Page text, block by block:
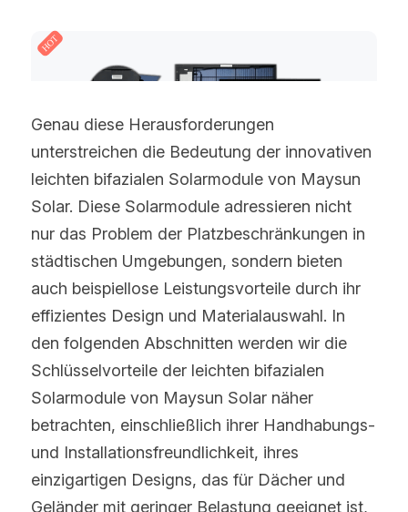
Genau diese Herausforderungen
unterstreichen die Bedeutung der innovativen
leichten bifazialen Solarmodule von Maysun
Solar. Diese Solarmodule adressieren nicht
nur das Problem der Platzbeschränkungen in
städtischen Umgebungen, sondern bieten
auch beispiellose Leistungsvorteile durch ihr
effizientes Design und Materialauswahl. In
den folgenden Abschnitten werden wir die
Schlüsselvorteile der leichten bifazialen
Solarmodule von Maysun Solar näher
betrachten, einschließlich ihrer Handhabungs-
und Installationsfreundlichkeit, ihres
einzigartigen Designs, das für Dächer und
Geländer mit geringer Belastung geeignet ist,